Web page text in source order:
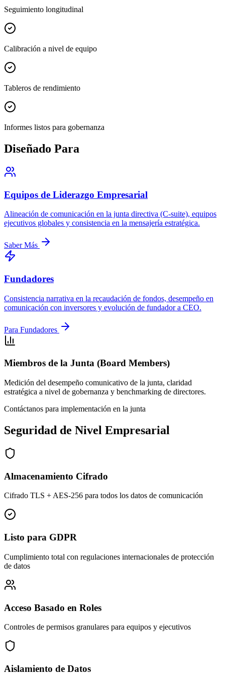
Seguimiento longitudinal
Calibración a nivel de equipo
Tableros de rendimiento
Informes listos para gobernanza
Diseñado Para
Equipos de Liderazgo Empresarial
Alineación de comunicación en la junta directiva (C-suite), equipos
ejecutivos globales y consistencia en la mensajería estratégica.
Saber Más
Fundadores
Consistencia narrativa en la recaudación de fondos, desempeño en
comunicación con inversores y evolución de fundador a CEO.
Para Fundadores
Miembros de la Junta (Board Members)
Medición del desempeño comunicativo de la junta, claridad
estratégica a nivel de gobernanza y benchmarking de directores.
Contáctanos para implementación en la junta
Seguridad de Nivel Empresarial
Almacenamiento Cifrado
Cifrado TLS + AES-256 para todos los datos de comunicación
Listo para GDPR
Cumplimiento total con regulaciones internacionales de protección
de datos
Acceso Basado en Roles
Controles de permisos granulares para equipos y ejecutivos
Aislamiento de Datos